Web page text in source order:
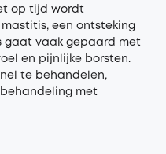
op tijd wordt
een ontsteking
gaat vaak gepaard met
en pijnlijke borsten.
te behandelen,
met